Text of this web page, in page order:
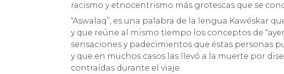
racismo y etnocentrismo más grotescas que se
“Aswalaq”, es una palabra de la lengua Kawéskar
y que reúne al mismo tiempo los conceptos de
sensaciones y padecimientos que éstas personas
y que en muchos casos las llevó a la muerte por
contraídas durante el viaje.